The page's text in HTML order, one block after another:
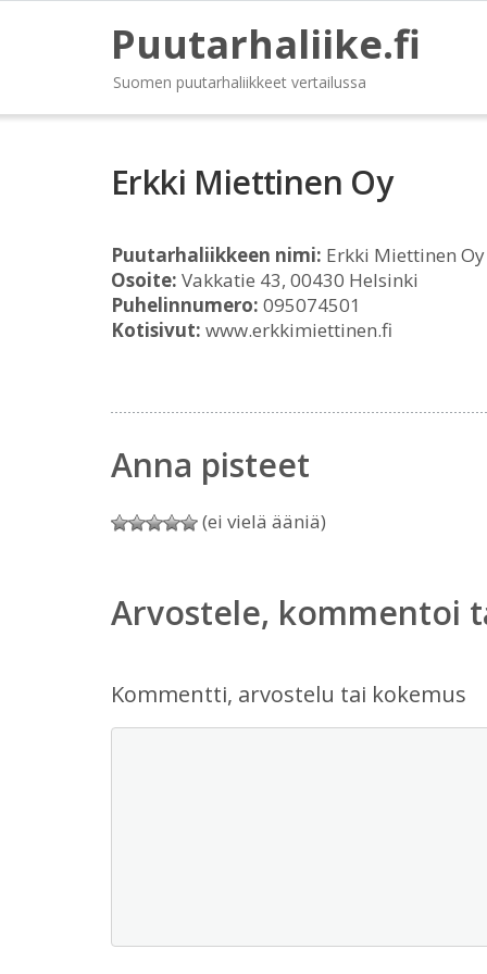
Puutarhaliike.fi
Suomen puutarhaliikkeet vertailussa
Erkki Miettinen Oy
Puutarhaliikkeen nimi: Erkki Miettinen Oy
Osoite: Vakkatie 43, 00430 Helsinki
Puhelinnumero: 095074501
Kotisivut: www.erkkimiettinen.fi
Anna pisteet
(ei vielä ääniä)
Arvostele, kommentoi
Kommentti, arvostelu tai kokemus